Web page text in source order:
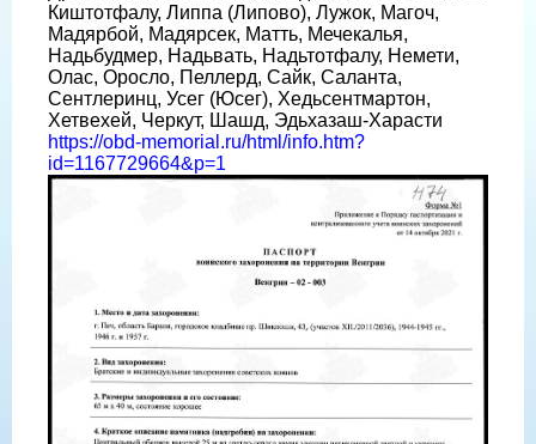
Киштотфалу, Липпа (Липово), Лужок, Магоч,
Мадярбой, Мадярсек, Матть, Мечекалья,
Надьбудмер, Надьвать, Надьтотфалу, Немети,
Олас, Оросло, Пеллерд, Сайк, Саланта,
Сентлеринц, Усег (Юсег), Хедьсентмартон,
Хетвехей, Черкут, Шашд, Эдьхазаш-Харасти
https://obd-memorial.ru/html/info.htm?
id=1167729664&p=1